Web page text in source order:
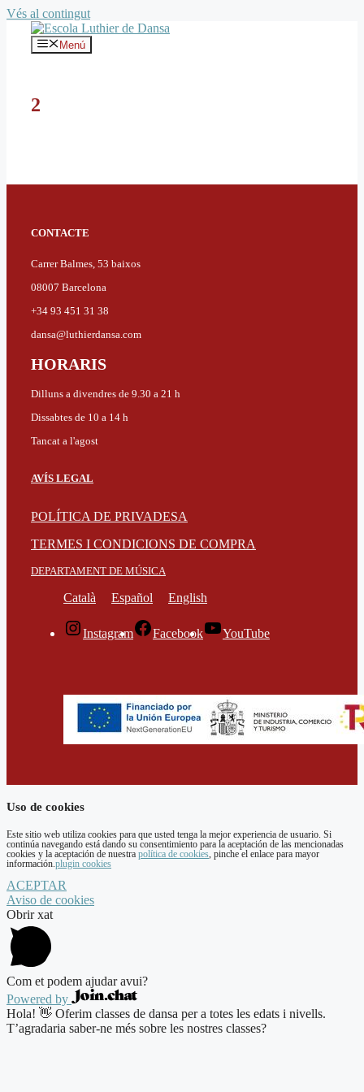
Vés al contingut
Menú
2
CONTACTE
Carrer Balmes, 53 baixos
08007 Barcelona
+34 93 451 31 38
dansa@luthierdansa.com
HORARIS
Dilluns a divendres de 9.30 a 21 h
Dissabtes de 10 a 14 h
Tancat a l'agost
AVÍS LEGAL
POLÍTICA DE PRIVADESA
TERMES I CONDICIONS DE COMPRA
DEPARTAMENT DE MÚSICA
Català Español English
Instagram Facebook YouTube
Uso de cookies
Este sitio web utiliza cookies para que usted tenga la mejor experiencia de usuario. Si
continúa navegando está dando su consentimiento para la aceptación de las mencionadas
cookies y la aceptación de nuestra política de cookies, pinche el enlace para mayor
información.plugin cookies
ACEPTAR
Aviso de cookies
Obrir xat
Com et podem ajudar avui?
Powered by
Hola! 👋 Oferim classes de dansa per a totes les edats i nivells.
T’agradaria saber-ne més sobre les nostres classes?